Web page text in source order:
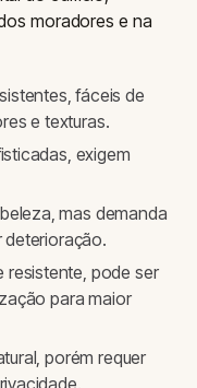
moradores e na
fáceis de
e texturas.
exigem
mas demanda
deterioração.
resistente, pode ser
para maior
porém requer